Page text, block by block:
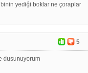
yediği boklar ne çoraplar
5
dusunuyorum